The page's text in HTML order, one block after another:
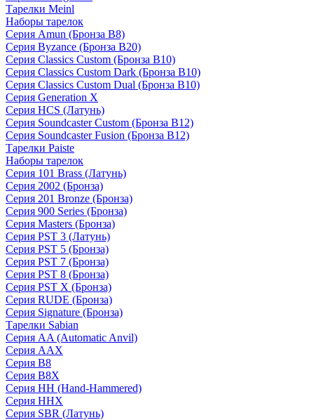
Тарелки Meinl
Наборы тарелок
Серия Amun (Бронза B8)
Серия Byzance (Бронза B20)
Серия Classics Custom (Бронза B10)
Серия Classics Custom Dark (Бронза B10)
Серия Classics Custom Dual (Бронза B10)
Серия Generation X
Серия HCS (Латунь)
Серия Soundcaster Custom (Бронза B12)
Серия Soundcaster Fusion (Бронза B12)
Тарелки Paiste
Наборы тарелок
Серия 101 Brass (Латунь)
Серия 2002 (Бронза)
Серия 201 Bronze (Бронза)
Серия 900 Series (Бронза)
Серия Masters (Бронза)
Серия PST 3 (Латунь)
Серия PST 5 (Бронза)
Серия PST 7 (Бронза)
Серия PST 8 (Бронза)
Серия PST X (Бронза)
Серия RUDE (Бронза)
Серия Signature (Бронза)
Тарелки Sabian
Серия AA (Automatic Anvil)
Серия AAX
Серия B8
Серия B8X
Серия HH (Hand-Hammered)
Серия HHX
Серия SBR (Латунь)